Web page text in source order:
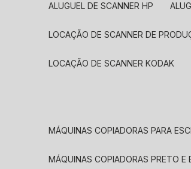
ALUGUEL DE SCANNER HP
LOCAÇÃO DE SCANNER DE
LOCAÇÃO DE SCANNER KODAK
MÁQUINAS COPIADORAS PARA
MÁQUINAS COPIADORAS PRETO E